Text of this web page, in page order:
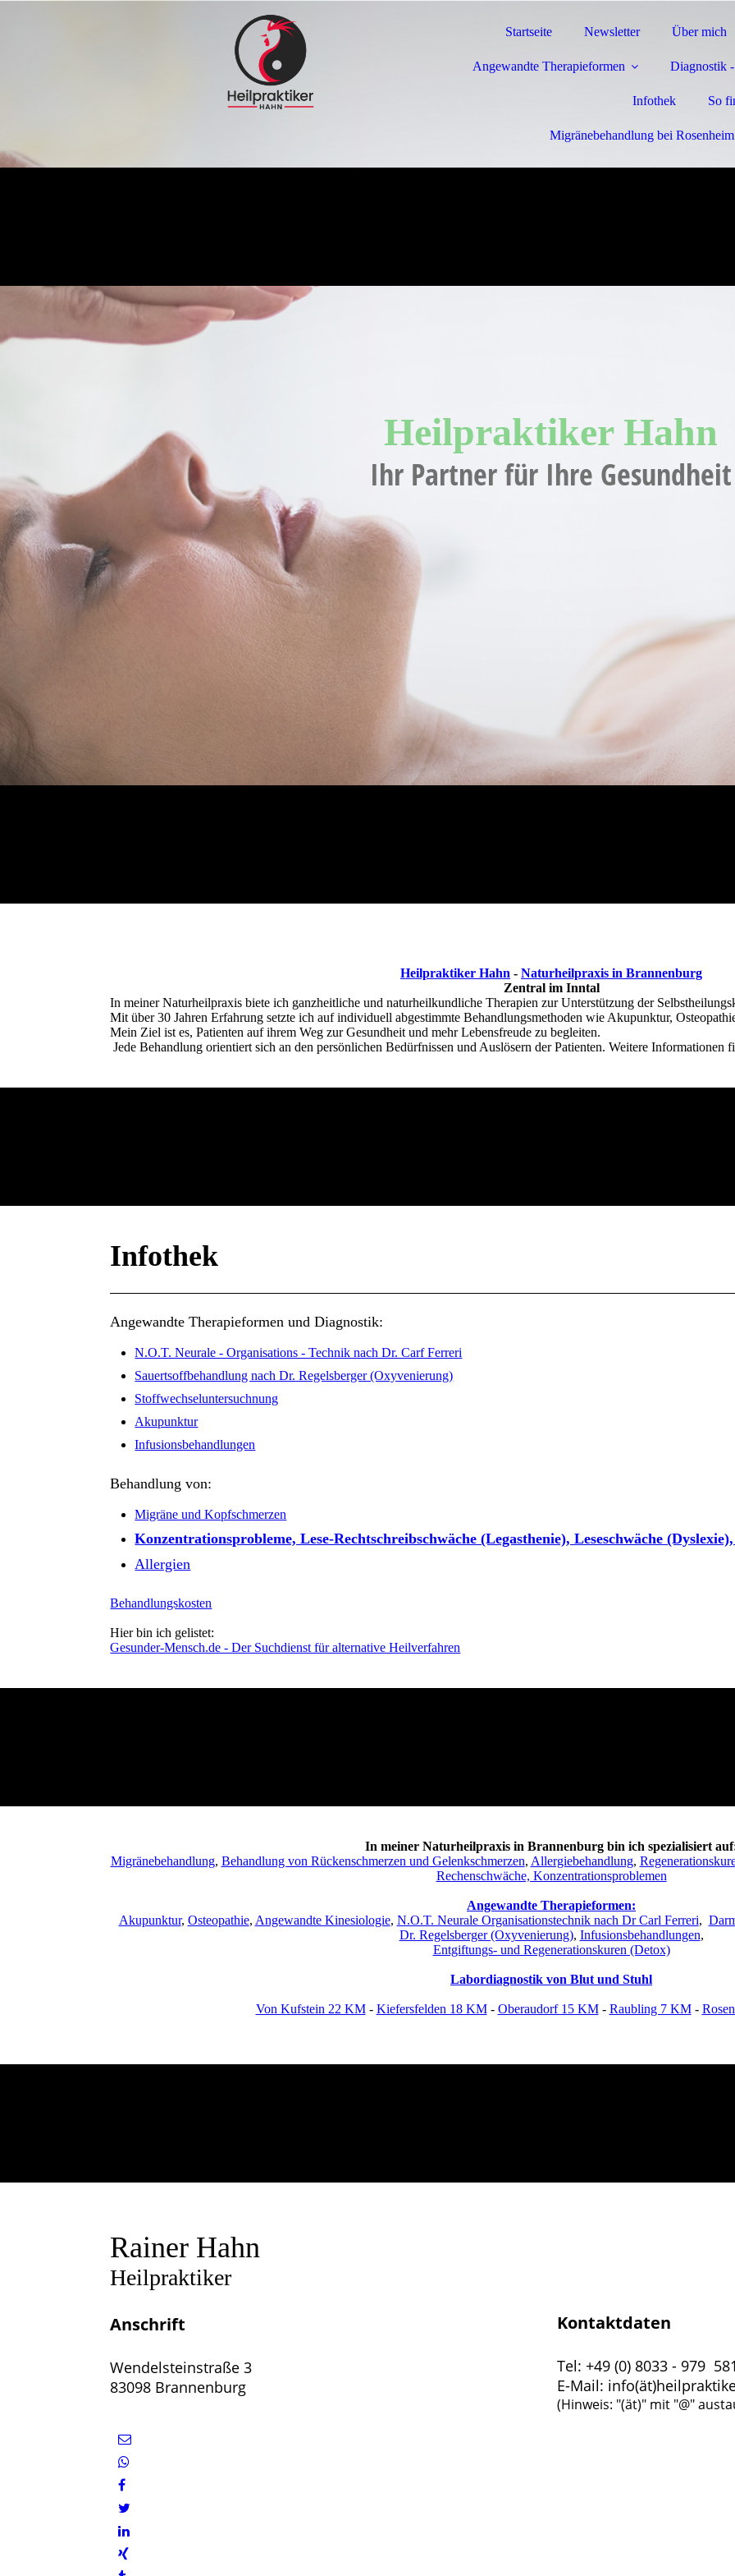
Startseite Newsletter Über mich
Angewandte Therapieformen Diagnostik
Infothek So
Migränebehandlung bei
Heilpraktiker Hahn
Ihr Partner für Ihre Gesundheit
Heilpraktiker Hahn - Naturheilpraxis in Brannenburg
Zentral im Inntal
In meiner Naturheilpraxis biete ich ganzheitliche und naturheilkundliche Therapien zur Unterstützung der
Mit über 30 Jahren Erfahrung setzte ich auf individuell abgestimmte Behandlungsmethoden wie Akupunktur,
Mein Ziel ist es, Patienten auf ihrem Weg zur Gesundheit und mehr Lebensfreude zu begleiten.
Jede Behandlung orientiert sich an den persönlichen Bedürfnissen und Auslösern der Patienten. Weitere Informationen
Infothek
Angewandte Therapieformen und Diagnostik:
N.O.T. Neurale - Organisations - Technik nach Dr. Carf Ferreri
Sauertsoffbehandlung nach Dr. Regelsberger (Oxyvenierung)
Stoffwechseluntersuchnung
Akupunktur
Infusionsbehandlungen
Behandlung von:
Migräne und Kopfschmerzen
Konzentrationsprobleme, Lese-Rechtschreibschwäche (Legasthenie), Leseschwäche
Allergien
Behandlungskosten
Hier bin ich gelistet:
Gesunder-Mensch.de - Der Suchdienst für alternative Heilverfahren
In meiner Naturheilpraxis in Brannenburg bin ich spezialisiert
Migränebehandlung, Behandlung von Rückenschmerzen und Gelenkschmerzen, Allergiebehandlung,
Rechenschwäche, Konzentrationsproblemen
Angewandte Therapieformen:
Akupunktur, Osteopathie, Angewandte Kinesiologie, N.O.T. Neurale Organisationstechnik nach Dr Carl Ferreri,
Dr. Regelsberger (Oxyvenierung), Infusionsbehandlungen,
Entgiftungs- und Regenerationskuren (Detox)
Labordiagnostik von Blut und Stuhl
Von Kufstein 22 KM- Kiefersfelden 18 KM- Oberaudorf 15 KM- Raubling 7 KM-
Rainer Hahn
Heilpraktiker
Anschrift
Wendelsteinstraße 3
83098 Brannenburg
Kontaktdaten
Tel: +49 (0) 8033 - 979 581
E-Mail:
(Hinweis: "(ät)" mit "@"